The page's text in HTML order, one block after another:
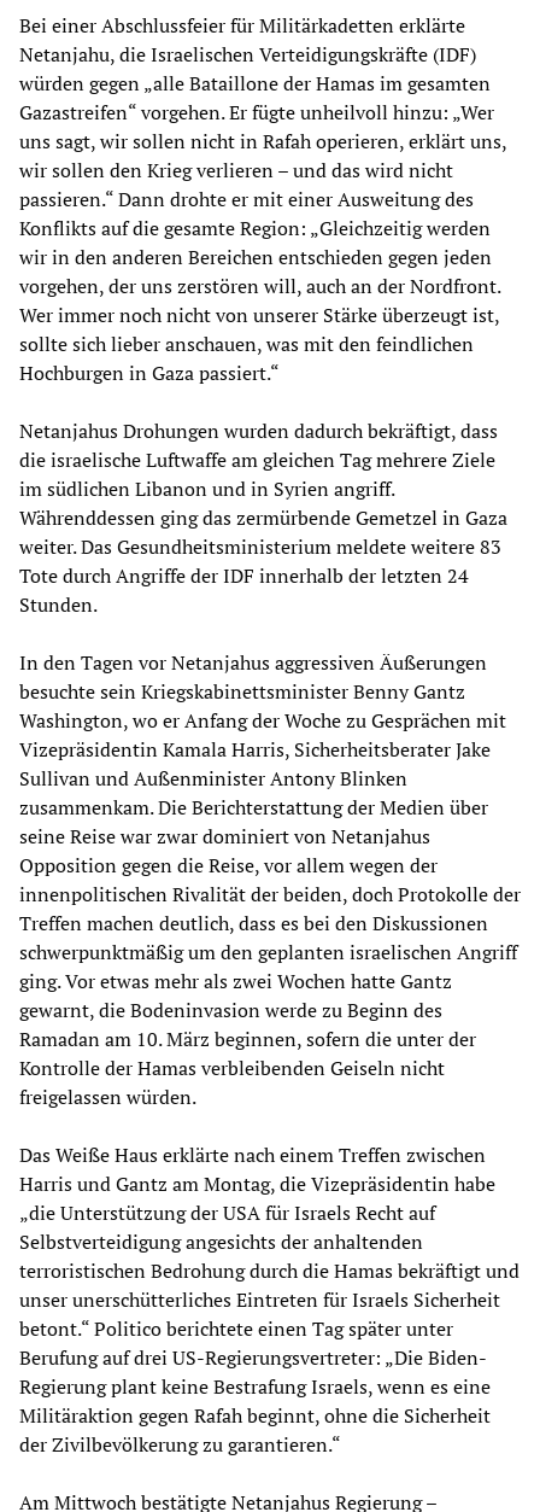
Bei einer Abschlussfeier für Militärkadetten erklärte
Netanjahu, die Israelischen Verteidigungskräfte (IDF)
würden gegen „alle Bataillone der Hamas im gesamten
Gazastreifen“ vorgehen. Er fügte unheilvoll hinzu: „Wer
uns sagt, wir sollen nicht in Rafah operieren, erklärt uns,
wir sollen den Krieg verlieren – und das wird nicht
passieren.“ Dann drohte er mit einer Ausweitung des
Konflikts auf die gesamte Region: „Gleichzeitig werden
wir in den anderen Bereichen entschieden gegen jeden
vorgehen, der uns zerstören will, auch an der Nordfront.
Wer immer noch nicht von unserer Stärke überzeugt ist,
sollte sich lieber anschauen, was mit den feindlichen
Hochburgen in Gaza passiert.“
Netanjahus Drohungen wurden dadurch bekräftigt, dass
die israelische Luftwaffe am gleichen Tag mehrere Ziele
im südlichen Libanon und in Syrien angriff.
Währenddessen ging das zermürbende Gemetzel in Gaza
weiter. Das Gesundheitsministerium meldete weitere 83
Tote durch Angriffe der IDF innerhalb der letzten 24
Stunden.
In den Tagen vor Netanjahus aggressiven Äußerungen
besuchte sein Kriegskabinettsminister Benny Gantz
Washington, wo er Anfang der Woche zu Gesprächen mit
Vizepräsidentin Kamala Harris, Sicherheitsberater Jake
Sullivan und Außenminister Antony Blinken
zusammenkam. Die Berichterstattung der Medien über
seine Reise war zwar dominiert von Netanjahus
Opposition gegen die Reise, vor allem wegen der
innenpolitischen Rivalität der beiden, doch Protokolle der
Treffen machen deutlich, dass es bei den Diskussionen
schwerpunktmäßig um den geplanten israelischen Angriff
ging. Vor etwas mehr als zwei Wochen hatte Gantz
gewarnt, die Bodeninvasion werde zu Beginn des
Ramadan am 10. März beginnen, sofern die unter der
Kontrolle der Hamas verbleibenden Geiseln nicht
freigelassen würden.
Das Weiße Haus erklärte nach einem Treffen zwischen
Harris und Gantz am Montag, die Vizepräsidentin habe
„die Unterstützung der USA für Israels Recht auf
Selbstverteidigung angesichts der anhaltenden
terroristischen Bedrohung durch die Hamas bekräftigt und
unser unerschütterliches Eintreten für Israels Sicherheit
betont.“ Politico berichtete einen Tag später unter
Berufung auf drei US-Regierungsvertreter: „Die Biden-
Regierung plant keine Bestrafung Israels, wenn es eine
Militäraktion gegen Rafah beginnt, ohne die Sicherheit
der Zivilbevölkerung zu garantieren.“
Am Mittwoch bestätigte Netanjahus Regierung –